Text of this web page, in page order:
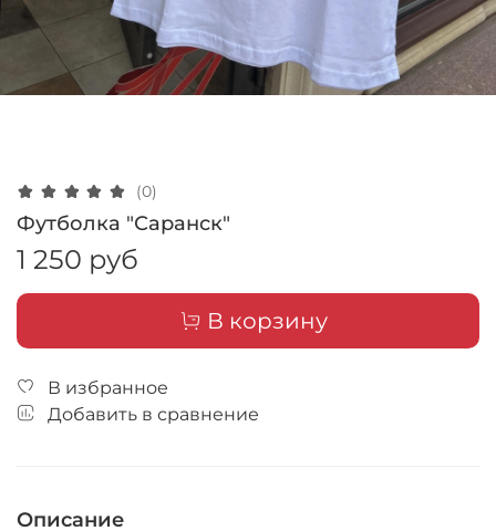
(0)
Футболка "Саранск"
1 250 руб
В корзину
В избранное
Добавить в сравнение
Описание